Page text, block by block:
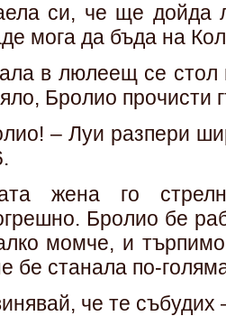
си, че ще дойда
мога да бъда на
в люлеещ се стол
Бролио прочисти
– Луи разпери
жена го
Бролио бе
момче, и
бе станала по-
че те събудих